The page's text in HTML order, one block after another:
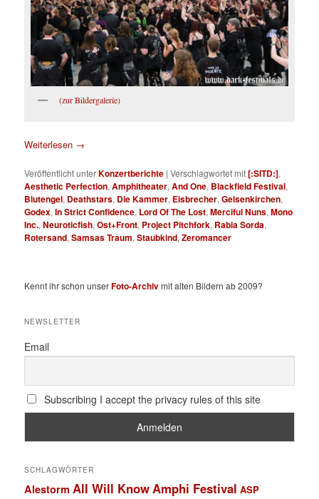
(zur Bildergalerie)
Weiterlesen →
Veröffentlicht unterKonzertberichte |Verschlagwortet mit[:SITD:],
Aesthetic Perfection,Amphitheater,And One, Blackfield Festival,
Blutengel, Deathstars, Die Kammer, Eisbrecher,Gelsenkirchen,
Godex,In Strict Confidence, Lord Of The Lost,Merciful Nuns,Mono
Inc.,Neuroticfish,Ost+Front, Project Pitchfork, Rabia Sorda,
Rotersand,Samsas Traum,Staubkind,Zeromancer
Kennt ihr schon unserFoto-Archivmit alten Bildern ab 2009?
NEWSLETTER
Email
Subscribing I accept the privacy rules of this site
SCHLAGWÖRTER
Alestorm All Will KnowAmphi Festival ASP